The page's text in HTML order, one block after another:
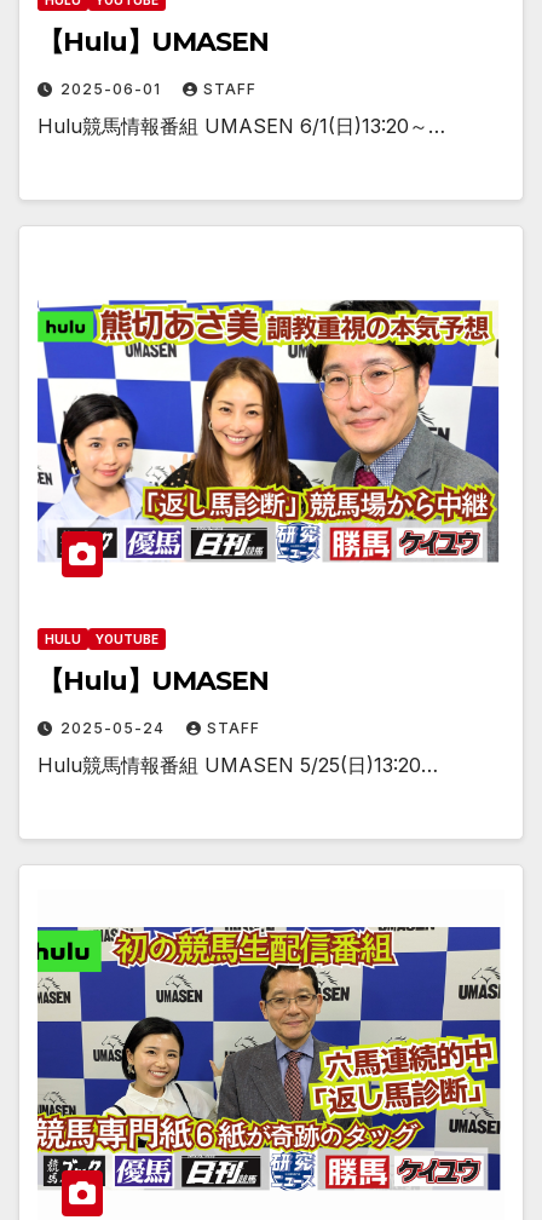
【Hulu】UMASEN
2025-06-01 STAFF
Hulu競馬情報番組 UMASEN 6/1(日)13:20～…
HULU YOUTUBE
【Hulu】UMASEN
2025-05-24 STAFF
Hulu競馬情報番組 UMASEN 5/25(日)13:20…